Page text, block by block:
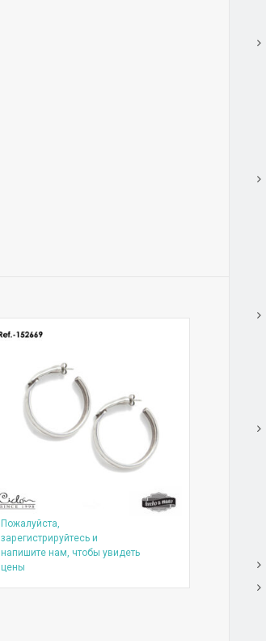
Пожалуйста,
зарегистрируйтесь и
напишите нам, чтобы увидеть
цены